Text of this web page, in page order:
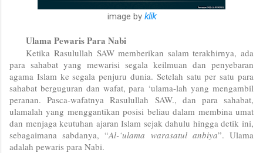
image by klik
Ulama Pewaris Para Nabi
Ketika Rasulullah SAW memberikan salam terakhirnya, ada
para sahabat yang mewarisi segala keilmuan dan penyebaran
agama Islam ke segala penjuru dunia. Setelah satu per satu para
sahabat berguguran dan wafat, para ‘ulama-lah yang mengambil
peranan. Pasca-wafatnya Rasulullah SAW., dan para sahabat,
ulamalah yang menggantikan posisi beliau dalam membina umat
dan menjaga keutuhan ajaran Islam sejak dahulu hingga detik ini,
sebagaimana sabdanya, “Al-‘ulama warasatul anbiya”. Ulama
adalah pewaris para Nabi.